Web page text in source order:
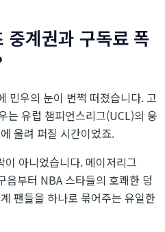
중계권과 구독료 폭
민우의 눈이 번쩍 떠졌습니다. 고
는 유럽 챔피언스리그(UCL)의 웅
울려 퍼질 시간이었죠.
아니었습니다. 메이저리그
음부터 NBA 스타들의 호쾌한 덩
팬들을 하나로 묶어주는 유일한